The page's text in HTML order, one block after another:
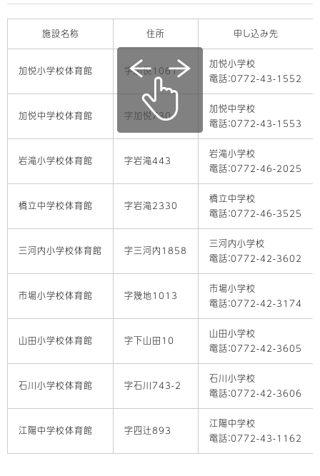
施設名称 住所 申し込み先
加悦小学校体育館 字加悦1061
加悦小学校
電話：0772-43-1552
加悦中学校体育館 字加悦730
加悦中学校
電話：0772-43-1553
岩滝小学校体育館 字岩滝443
岩滝小学校
電話：0772-46-2025
橋立中学校体育館 字岩滝2330
橋立中学校
電話：0772-46-3525
三河内小学校体育館 字三河内1858
三河内小学校
電話：0772-42-3602
市場小学校体育館 字幾地1013
市場小学校
電話：0772-42-3174
山田小学校体育館 字下山田10
山田小学校
電話：0772-42-3605
石川小学校体育館 字石川743-2
石川小学校
電話：0772-42-3606
江陽中学校体育館 字四辻893
江陽中学校
電話：0772-43-1162